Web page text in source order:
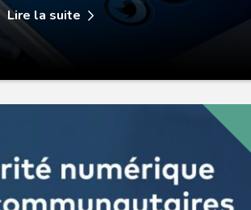
Lire la suite